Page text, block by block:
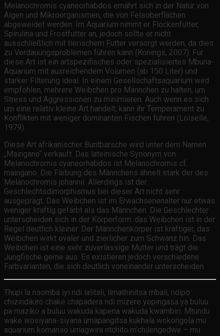
Melanochromis cyaneorhabdos ernährt sich in der Natur von
Algen und Mikroorganismen, die von Felsoberflächen
abgeweidet werden. Im Aquarium nimmt er Flockenfutter,
Spirulina und Frostfutter an, jedoch sollte er nicht
ausschließlich mit tierischem Futter versorgt werden, da dies
zu Verdauungsproblemen führen kann (Konings, 2007). Für
diese Art ist ein artspezifisches oder spezialisiertes Mbuna-
Aquarium mit ausreichendem Volumen (ab 150 Liter) und
starker Filterung ideal. In einem Gesellschaftsaquarium wird
empfohlen, mehrere Weibchen pro Männchen zu halten, um
Stress und Aggressionen zu minimieren. Auch wenn es sich
um eine relativ kleine Art handelt, kann ihr Temperament zu
Konflikten mit weniger dominanten Fischen führen (Loiselle,
1979).
Diese Art afrikanischer Buntbarsche wird unter dem Namen
„Maingano“ verkauft. Das lateinische Synonym von
Melanochromis cyaneorhabdos ist Melanochromis cf.
maingano. Die Färbung des Männchens ähnelt stark der des
Melanochromis johannii. Allerdings ist der
Geschlechtsdimorphismus bei dieser Art nicht sehr
ausgeprägt. Das Weibchen ist im Erwachsenenalter nur etwas
weniger kräftig gefärbt als das Männchen. Die Geschlechter
unterscheiden sich in der Körperform: das Weibchen ist in der
Regel deutlich kleiner. Der Männchenkörper ist kräftiger, das
Weibchen wirkt ovaler und zierlicher zum Schwanz hin. Das
Weibchen ist eine sehr zuverlässige Mutter und trägt die
Jungfische gerne aus. Es existieren jedoch verschiedene
Farbvarianten, die sich deutlich voneinander unterscheiden.
Thupi la nsomba iyi ndi lalitali, limathinitsa mbali, ndipo
chizindikiro chake chapadera ndi mizere yopingasa ya buluu
pa maziko a buluu wakuda kapena wakuda kwambiri. Mtundu
wake wosiyana-siyana umapangitsa kukhala wokongola mu
aquarium komanso umagwira ntchito m’chilengedwe – mu